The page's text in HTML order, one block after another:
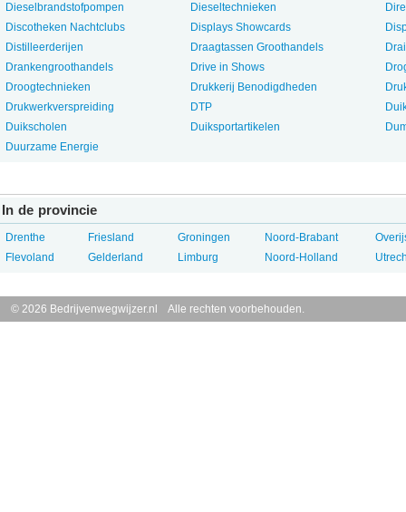
Dieselbrandstofpompen
Discotheken Nachtclubs
Distilleerderijen
Drankengroothandels
Droogtechnieken
Drukwerkverspreiding
Duikscholen
Duurzame Energie
Dieseltechnieken
Displays Showcards
Draagtassen Groothandels
Drive in Shows
Drukkerij Benodigdheden
DTP
Duiksportartikelen
In de provincie
Drenthe
Flevoland
Friesland
Gelderland
Groningen
Limburg
Noord-Brabant
Noord-Holland
© 2026 Bedrijvenwegwijzer.nl Alle rechten voorbehouden.